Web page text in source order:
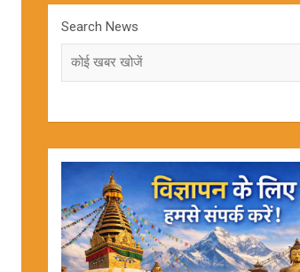
Search News